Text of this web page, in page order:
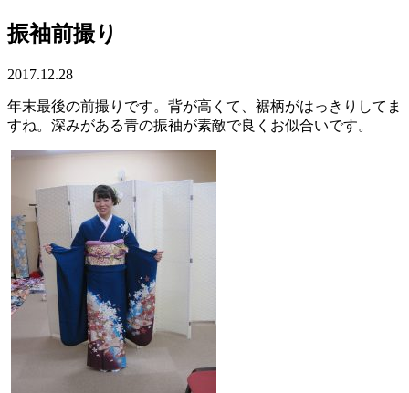
振袖前撮り
2017.12.28
年末最後の前撮りです。背が高くて、裾柄がはっきりしてま
すね。深みがある青の振袖が素敵で良くお似合いです。